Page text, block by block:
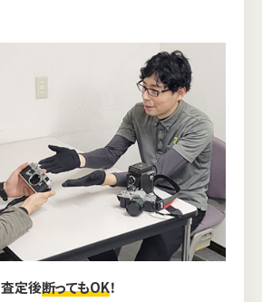
査定後断ってもOK！